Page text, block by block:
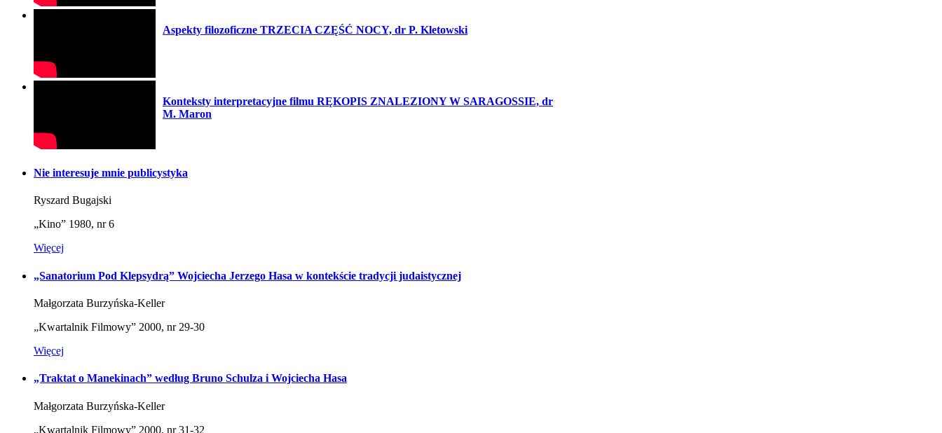
Aspekty filozoficzne TRZECIA CZĘŚĆ NOCY, dr P. Kletowski
Konteksty interpretacyjne filmu RĘKOPIS ZNALEZIONY W SARAGOSSIE, dr
M. Maron
Nie interesuje mnie publicystyka
Ryszard Bugajski
„Kino” 1980, nr 6
Więcej
„Sanatorium Pod Klepsydrą” Wojciecha Jerzego Hasa w kontekście tradycji judaistycznej
Małgorzata Burzyńska-Keller
„Kwartalnik Filmowy” 2000, nr 29-30
Więcej
„Traktat o Manekinach” według Bruno Schulza i Wojciecha Hasa
Małgorzata Burzyńska-Keller
„Kwartalnik Filmowy” 2000, nr 31-32